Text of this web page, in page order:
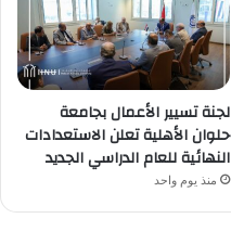
لجنة تسيير الأعمال بجامعة
حلوان الأهلية تعلن الاستعدادات
النهائية للعام الدراسي الجديد
منذ يوم واحد